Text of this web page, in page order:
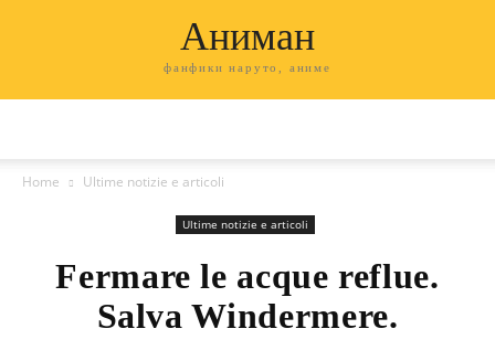
Аниман
фанфики наруто, аниме
Home Ultime notizie e articoli
Ultime notizie e articoli
Fermare le acque reflue.
Salva Windermere.